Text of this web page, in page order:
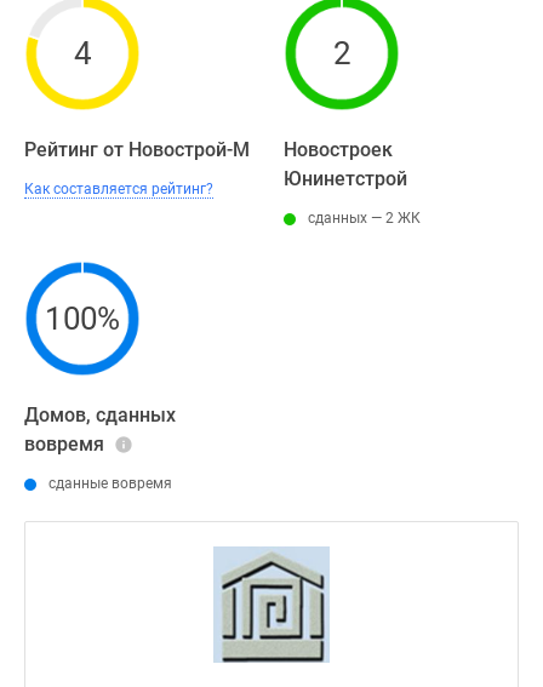
4
Рейтинг от Новострой-М
Как составляется рейтинг?
2
Новостроек
Юнинетстрой
сданных — 2 ЖК
100%
Домов, сданных
вовремя
сданные вовремя